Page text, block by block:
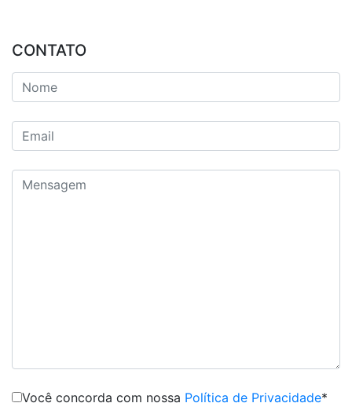
CONTATO
Você concorda com nossa Política de Privacidade*